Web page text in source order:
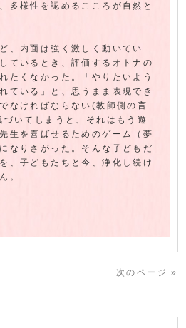
多様性を認めるこころが自然と
、内面は強く激しく動いてい
ているとき、評価するオトナの
たくなかった。「やりたいよう
ている」と、思うまま表現でき
なければならない(教師側の言
いてしまうと、それはもう遊
生を喜ばせるためのゲーム（夢
なりさがった。そんな子どもだ
、子どもたちと今、浄化し続け
。
次のページ »